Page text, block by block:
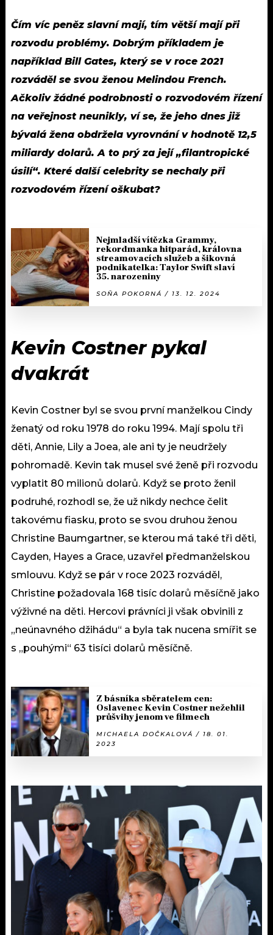
Čím víc peněz slavní mají, tím větší mají při
rozvodu problémy. Dobrým příkladem je
například Bill Gates, který se v roce 2021
rozváděl se svou ženou Melindou French.
Ačkoliv žádné podrobnosti o rozvodovém řízení
na veřejnost neunikly, ví se, že jeho dnes již
bývalá žena obdržela vyrovnání v hodnotě 12,5
miliardy dolarů. A to prý za její „filantropické
úsilí“. Které další celebrity se nechaly při
rozvodovém řízení oškubat?
Nejmladší vítězka Grammy,
rekordmanka hitparád, královna
streamovacích služeb a šikovná
podnikatelka: Taylor Swift slaví
35. narozeniny
SOŇA POKORNÁ / 13. 12. 2024
Kevin Costner pykal
dvakrát
Kevin Costner byl se svou první manželkou Cindy
ženatý od roku 1978 do roku 1994. Mají spolu tři
děti, Annie, Lily a Joea, ale ani ty je neudržely
pohromadě. Kevin tak musel své ženě při rozvodu
vyplatit 80 milionů dolarů. Když se proto ženil
podruhé, rozhodl se, že už nikdy nechce čelit
takovému fiasku, proto se svou druhou ženou
Christine Baumgartner, se kterou má také tři děti,
Cayden, Hayes a Grace, uzavřel předmanželskou
smlouvu. Když se pár v roce 2023 rozváděl,
Christine požadovala 168 tisíc dolarů měsíčně jako
výživné na děti. Hercovi právníci ji však obvinili z
„neúnavného džihádu“ a byla tak nucena smířit se
s „pouhými“ 63 tisíci dolarů měsíčně.
Z básníka sběratelem cen:
Oslavenec Kevin Costner nežehlil
průšvihy jenom ve filmech
MICHAELA DOČKALOVÁ / 18. 01.
2023